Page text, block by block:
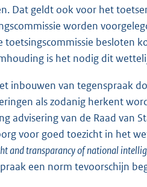
Dat geldt ook voor het
worden
toetsingscommissie besloten
is het nodig dit
inbouwen van tegenspraak
als zodanig herkent
advisering van de Raad van
voor goed toezicht in het
and transparancy of national
een norm tevoorschijn